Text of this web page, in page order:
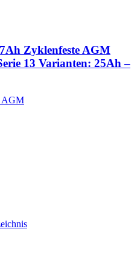
Zyklenfeste AGM
13 Varianten: 25Ah –